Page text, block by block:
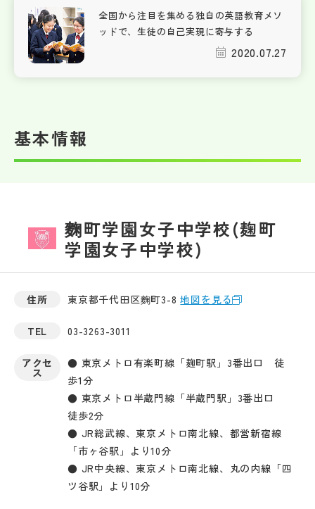
全国から注目を集める独自の英語教育メソ
ッドで、生徒の自己実現に寄与する
2020.07.27
基本情報
麴町学園女子中学校(麹町
学園女子中学校)
住所 東京都千代田区麴町3-8地図を見る
TEL 03-3263-3011
アクセ
ス
● 東京メトロ有楽町線「麹町駅」3番出口 徒
歩1分
● 東京メトロ半蔵門線「半蔵門駅」3番出口
徒歩2分
● JR総武線、東京メトロ南北線、都営新宿線
「市ヶ谷駅」より10分
● JR中央線、東京メトロ南北線、丸の内線「四
ツ谷駅」より10分